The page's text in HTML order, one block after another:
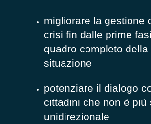
migliorare la gestione
crisi fin dalle prime
quadro completo della
situazione
potenziare il dialogo
cittadini che non è più
unidirezionale